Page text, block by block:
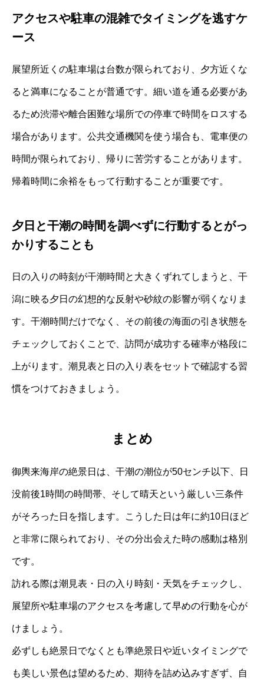
アクセスや駐車の混雑でタイミングを逃すケ
ース
展望所近くの駐車場は台数が限られており、夕方近くな
ると満車になることが普通です。細い道を通る必要があ
るため渋滞や離合困難な場所での停車で時間をロスする
場合があります。公共交通機関を使う場合も、電車便の
時間が限られており、帰りに苦労することがあります。
帰着時間に余裕をもって行動することが重要です。
夕日と干潮の時間を調べずに行動するとがっ
かりすることも
日の入りの時刻が干潮時間と大きくずれてしまうと、干
潟に映る夕日の幻想的な反射や砂紋の影響が弱くなりま
す。干潮時間だけでなく、その前後の海面の引き状態を
チェックしておくことで、訪問が成功する確率が格段に
上がります。潮見表と日の入り表をセットで確認する習
慣をつけておきましょう。
まとめ
御輿来海岸の絶景日は、干潮の潮位が50センチ以下、日
没前後1時間の時間帯、そして晴天という厳しい三条件
がそろった日を指します。こうした日は年に約10日ほど
と非常に限られており、その分出会えた時の感動は格別
です。
訪れる際は潮見表・日の入り時刻・天気をチェックし、
展望所や駐車場のアクセスを考慮して早めの行動を心が
けましょう。
必ずしも絶景日でなくとも準絶景日や近いタイミングで
も美しい景色は望めるため、期待を詰め込みすぎず、自